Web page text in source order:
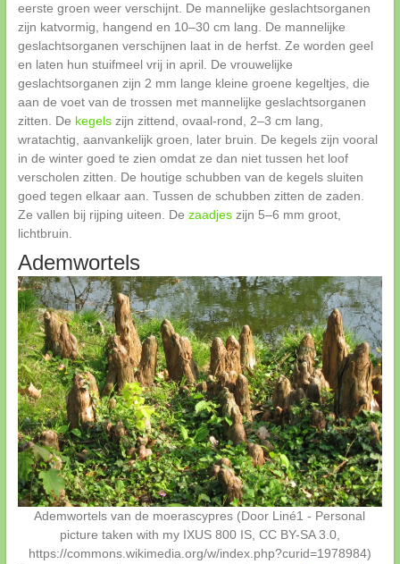
eerste groen weer verschijnt. De mannelijke geslachtsorganen
zijn katvormig, hangend en 10–30 cm lang. De mannelijke
geslachtsorganen verschijnen laat in de herfst. Ze worden geel
en laten hun stuifmeel vrij in april. De vrouwelijke
geslachtsorganen zijn 2 mm lange kleine groene kegeltjes, die
aan de voet van de trossen met mannelijke geslachtsorganen
zitten. De kegelszijn zittend, ovaal-rond, 2–3 cm lang,
wratachtig, aanvankelijk groen, later bruin. De kegels zijn vooral
in de winter goed te zien omdat ze dan niet tussen het loof
verscholen zitten. De houtige schubben van de kegels sluiten
goed tegen elkaar aan. Tussen de schubben zitten de zaden.
Ze vallen bij rijping uiteen. De zaadjeszijn 5–6 mm groot,
lichtbruin.
Ademwortels
Ademwortels van de moerascypres (Door Liné1 - Personal
picture taken with my IXUS 800 IS, CC BY-SA 3.0,
https://commons.wikimedia.org/w/index.php?curid=1978984)